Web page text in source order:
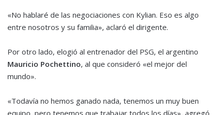
«No hablaré de las negociaciones con Kylian. Eso es algo
entre nosotros y su familia», aclaró el dirigente.
Por otro lado, elogió al entrenador del PSG, el argentino
Mauricio Pochettino, al que consideró «el mejor del
mundo».
«Todavía no hemos ganado nada, tenemos un muy buen